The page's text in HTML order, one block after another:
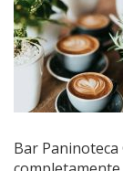
Bar